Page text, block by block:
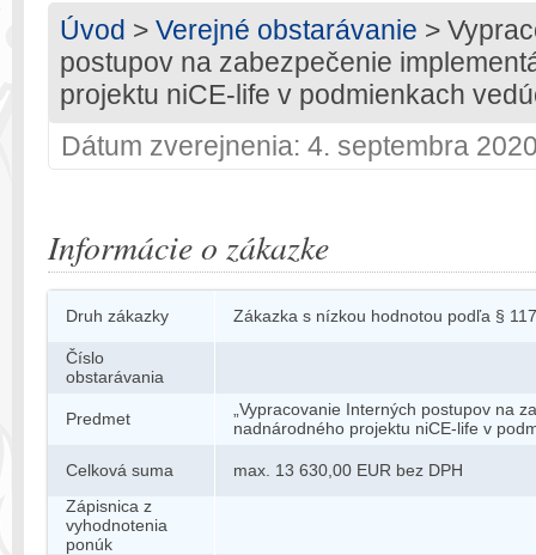
Úvod > Verejné obstarávanie >
postupov na zabezpečenie
projektu niCE-life v podmienkach
Dátum zverejnenia: 4. septembra
Informácie o zákazke
Druh zákazky Zákazka s nízkou hodnotou podľa §
Číslo
obstarávania
Predmet
„Vypracovanie Interných postupov na
nadnárodného projektu niCE-life v
Celková suma
max. 13 630,00 EUR bez DPH
Zápisnica z
vyhodnotenia
ponúk